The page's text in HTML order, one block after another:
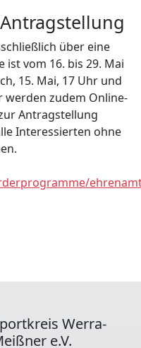
über eine
vom 16. bis 29. Mai
15. Mai, 17 Uhr und
werden zudem Online-
Antragstellung
Interessierten ohne
Werra-
e.V.